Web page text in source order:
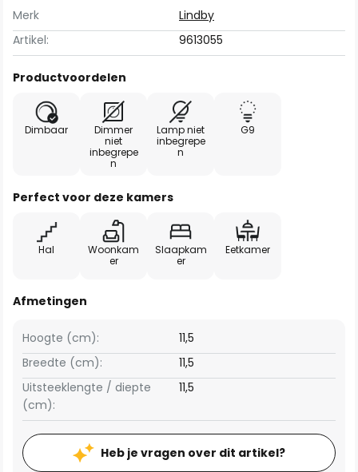
Merk
Lindby
Artikel:
9613055
Productvoordelen
Dimbaar
Dimmer
niet
inbegrepe
n
Lamp niet
inbegrepe
n
G9
Perfect voor deze kamers
Hal
Woonkam
er
Slaapkam
er
Eetkamer
Afmetingen
Breedte (cm): 11,5
Hoogte (cm): 11,5
Uitsteeklengte / diepte
(cm):
11,5
Heb je vragen over dit artikel?